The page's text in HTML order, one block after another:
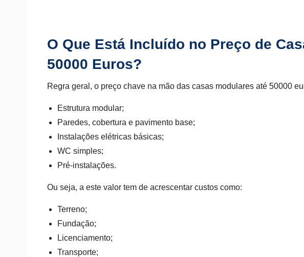
O Que Está Incluído no Preço de
50000 Euros?
Regra geral, o preço chave na mão das casas modulares até 50000
Estrutura modular;
Paredes, cobertura e pavimento base;
Instalações elétricas básicas;
WC simples;
Pré-instalações.
Ou seja, a este valor tem de acrescentar custos como:
Terreno;
Fundação;
Licenciamento;
Transporte;